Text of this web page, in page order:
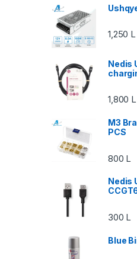
1,250 L
Nedis
1,800 L
M3
PCS
800 L
Nedis
300 L
Blue